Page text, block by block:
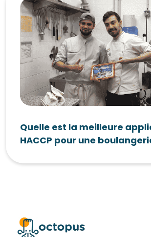
Quelle est la meilleure
HACCP pour une